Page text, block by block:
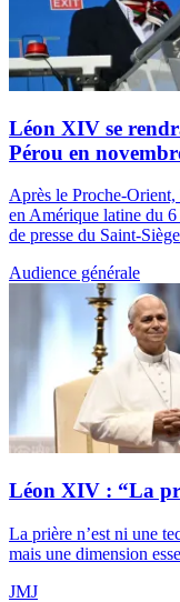
Léon XIV se
Pérou en
Après le Proche-
en Amérique latine du
de presse du Saint-
Audience générale
Léon XIV : “La
La prière n’est ni une
mais une dimension
JMJ